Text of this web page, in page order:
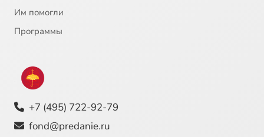
Им помогли
Программы
+7 (495) 722-92-79
fond@predanie.ru